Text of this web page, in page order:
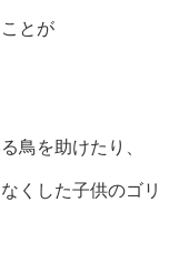
とが
鳥を助けたり、
くした子供のゴリ